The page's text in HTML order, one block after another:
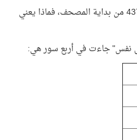
هذه الآية التي أمامك ترتيبها رقم 437 من بداية المصحف، فماذا يعني
نفس" جاءت في أربع سور هي: